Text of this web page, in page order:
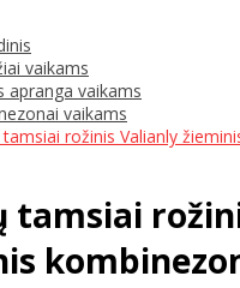
vaikams
apranga vaikams
vaikams
rožinis Valianly
tamsiai